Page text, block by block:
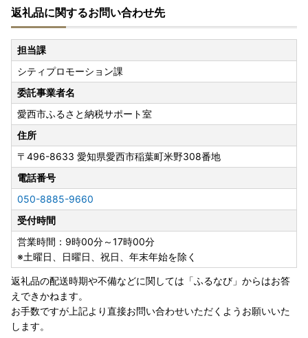
ご迷惑をおかけいたしますが、何卒ご理解のほどお願い申し
上げます。
【返礼品の発送について】
①長期不在などでお受け取りができない期間がある場合
は、必ずご連絡ください。
また、万が一返礼品のお届けができず、愛西市へに返送され
てきた場合、再送分の商品代・送料は、寄附者様ご負担とな
ります。予めご了承ください。
※お品によっては、再送できない場合がございます。寄附金
の返金はいたしかねます。
②お届け日・曜日のご指定はお受けいたしかねます。
③出荷されましたら、「出荷通知メール」（自動配信）に
て運送会社や送り状番号をご案内しておりますので、ご確認
ください。
【ワンストップ特例申請をご希望の方】
■マイナンバーカードをお持ちの場合■
複数自治体のワンストップ特例申請をスマホでまとめてオン
ライン申請「ふるまど」がご利用いただけます。ぜひご利用
ください。
返礼品に関するお問い合わせ先
担当課
シティプロモーション課
委託事業者名
愛西市ふるさと納税サポート室
住所
〒496-8633 愛知県愛西市稲葉町米野308番地
電話番号
050-8885-9660
受付時間
営業時間：9時00分～17時00分
※土曜日、日曜日、祝日、年末年始を除く
返礼品の配送時期や不備などに関しては「ふるなび」からはお答
えできかねます。
お手数ですが上記より直接お問い合わせいただくようお願いいた
します。